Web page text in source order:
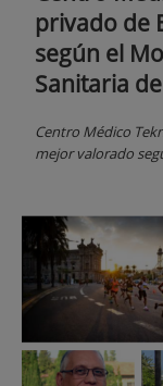
privado de
según el
Sanitaria
Centro Médico
mejor valorado